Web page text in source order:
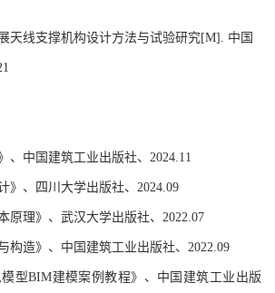
天线支撑机构设计方法与试验研究[M]. 中国
、中国建筑工业出版社、 2024.11
》、四川大学出版社、 2024.09
原理》、武汉大学出版社、 2022.07
构造》、中国建筑工业出版社、 2022.09
模型BIM建模案例教程》、中国建筑工业出版